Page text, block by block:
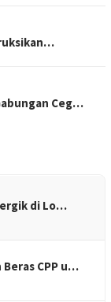
Ceg…
di Lo…
Beras CPP u…